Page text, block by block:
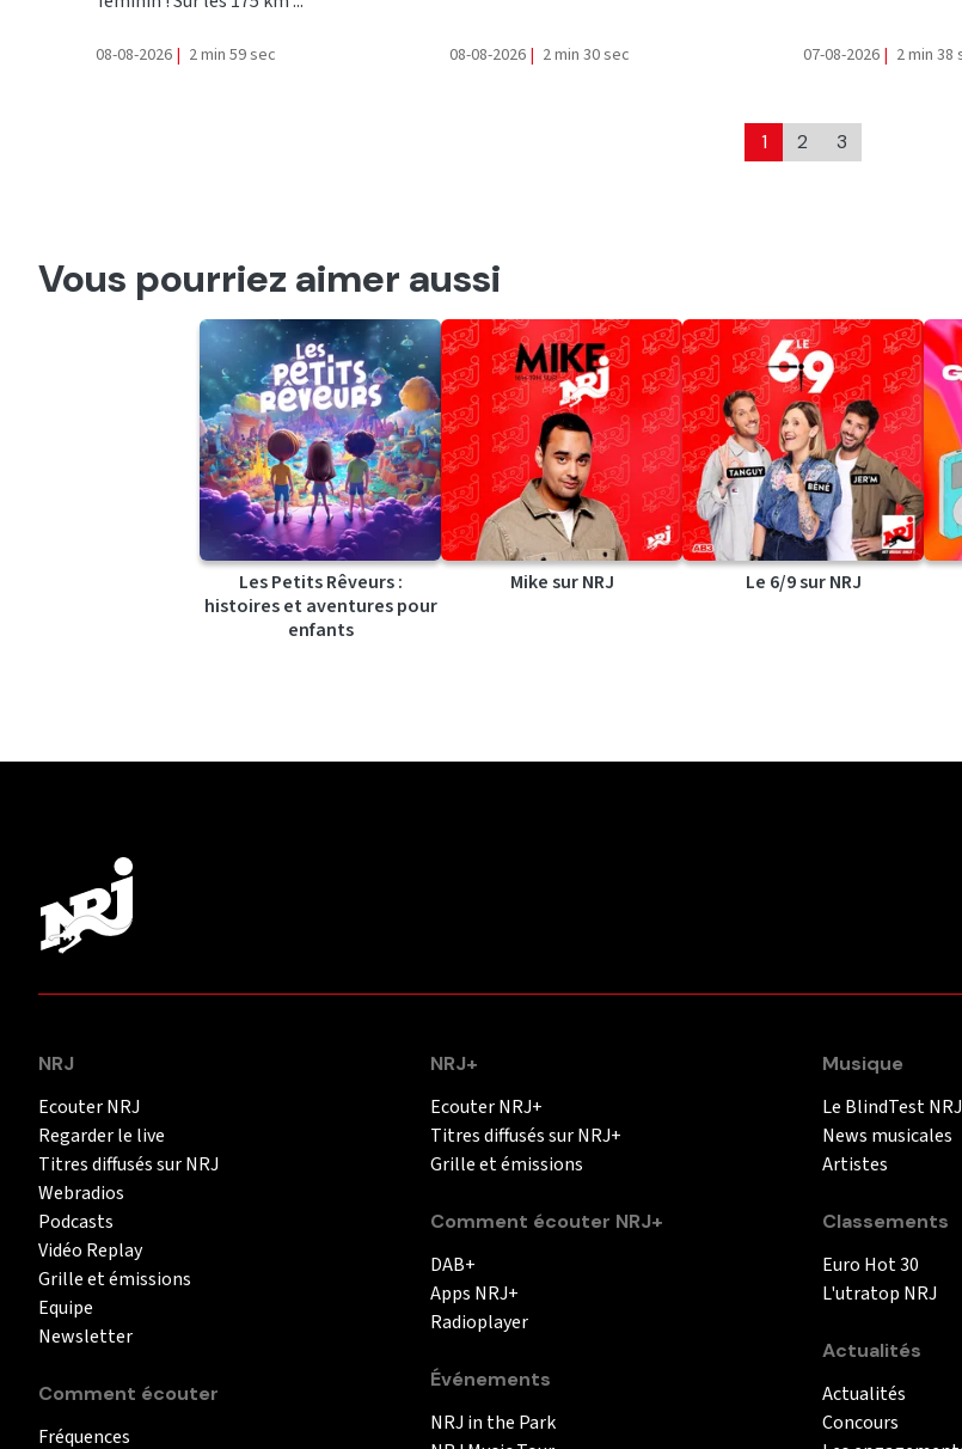
08-08-2026 | 2 min 59 sec 08-08-2026 | 2 min 30 sec 07-08-2026 | 2 min 38
1 2 3
Vous pourriez aimer aussi
Les Petits Rêveurs :
histoires et aventures pour
enfants
Mike sur NRJ Le 6/9 sur NRJ
NRJ
Ecouter NRJ
Regarder le live
Titres diffusés sur NRJ
Webradios
Podcasts
Vidéo Replay
Grille et émissions
Equipe
Newsletter
Comment écouter
Fréquences
NRJ+
Ecouter NRJ+
Titres diffusés sur NRJ+
Grille et émissions
Comment écouter NRJ+
DAB+
Apps NRJ+
Radioplayer
Événements
NRJ in the Park
Musique
Le BlindTest NRJ
News musicales
Artistes
Classements
Euro Hot 30
L'utratop NRJ
Actualités
Actualités
Concours